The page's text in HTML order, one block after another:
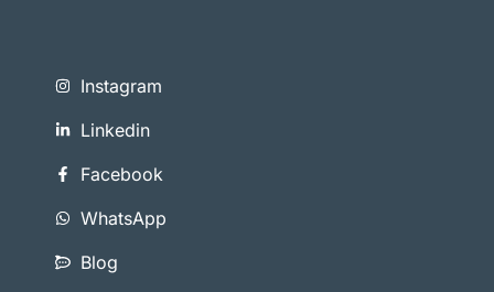
Instagram
Linkedin
Facebook
WhatsApp
Blog